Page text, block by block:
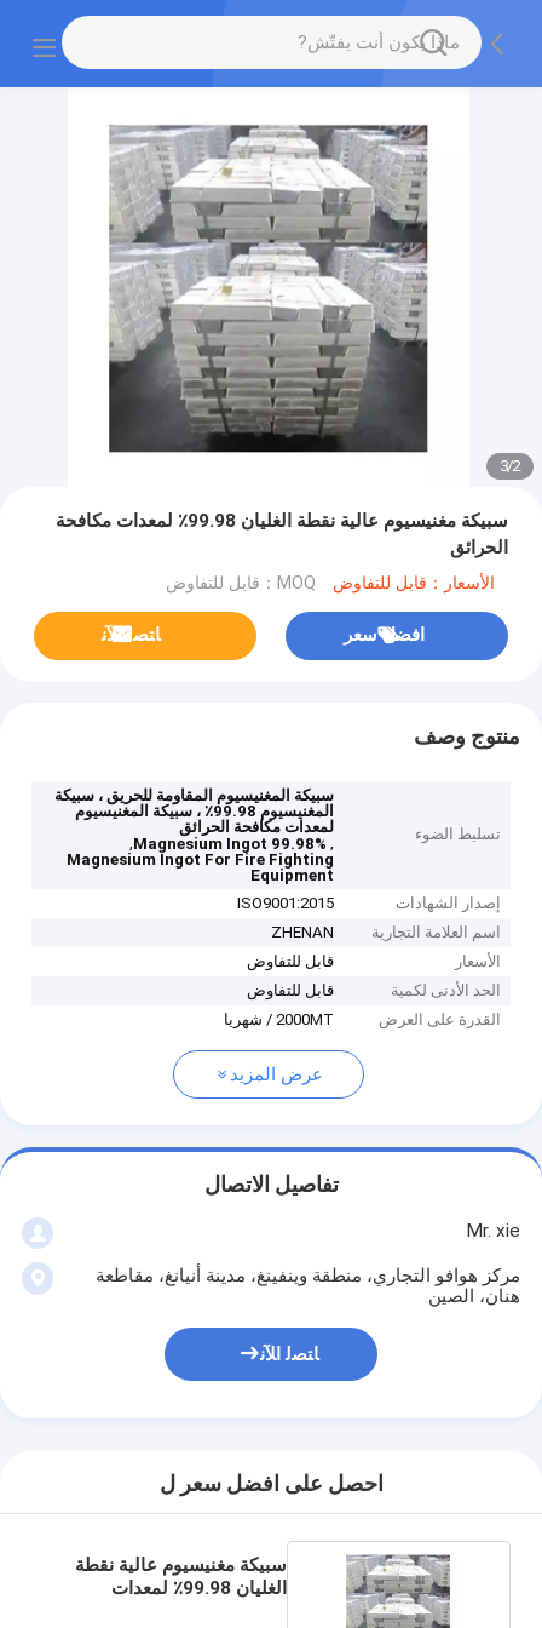
2
/
3
سبيكة مغنيسيوم عالية نقطة الغليان 99.98٪ لمعدات مكافحة
الحرائق
الأسعار：قابل للتفاوض MOQ：قابل للتفاوض
افضل سعر ﺎﺘﺼﻟ ﺍﻶﻧ
منتوج وصف
تسليط الضوء
سبيكة المغنيسيوم المقاومة للحريق ، سبيكة
المغنيسيوم 99.98٪ ، سبيكة المغنيسيوم
لمعدات مكافحة الحرائق
,
Magnesium Ingot 99.98%
,
Magnesium Ingot For Fire Fighting
Equipment
إصدار الشهادات
ISO9001:2015
اسم العلامة التجارية
ZHENAN
الأسعار
قابل للتفاوض
الحد الأدنى لكمية
قابل للتفاوض
القدرة على العرض
2000MT / شهريا
عرض المزيد
تفاصيل الاتصال
Mr. xie
مركز هوافو التجاري، منطقة وينفينغ، مدينة أنيانغ، مقاطعة
هنان، الصين
ﺎﺘﺼﻟ ﺍﻶﻧ
احصل على افضل سعر ل
سبيكة مغنيسيوم عالية نقطة
الغليان 99.98٪ لمعدات